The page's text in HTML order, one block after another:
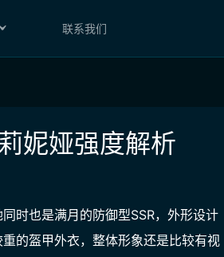
联系我们
妮娅强度解析
时也是满月的防御型SSR，外形设计
的盔甲外衣，整体形象还是比较有视